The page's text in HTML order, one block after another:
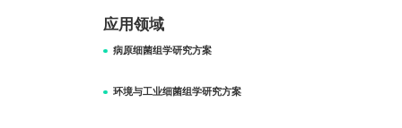
应用领域
病原细菌组学研究方案
环境与工业细菌组学研究方案